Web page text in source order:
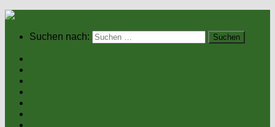
Suchen nach: